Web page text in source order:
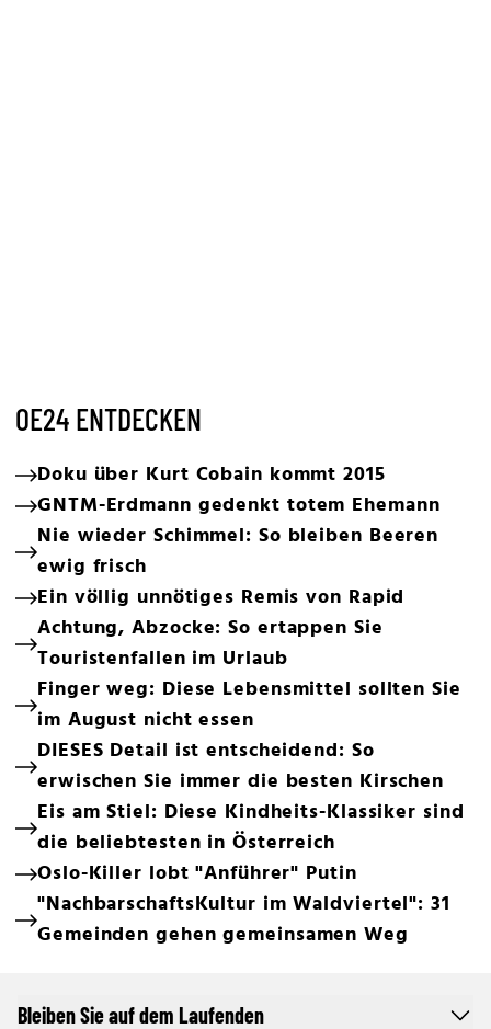
OE24 ENTDECKEN
Doku über Kurt Cobain kommt 2015
GNTM-Erdmann gedenkt totem Ehemann
Nie wieder Schimmel: So bleiben Beeren
ewig frisch
Ein völlig unnötiges Remis von Rapid
Achtung, Abzocke: So ertappen Sie
Touristenfallen im Urlaub
Finger weg: Diese Lebensmittel sollten Sie
im August nicht essen
DIESES Detail ist entscheidend: So
erwischen Sie immer die besten Kirschen
Eis am Stiel: Diese Kindheits-Klassiker sind
die beliebtesten in Österreich
Oslo-Killer lobt "Anführer" Putin
"NachbarschaftsKultur im Waldviertel": 31
Gemeinden gehen gemeinsamen Weg
Bleiben Sie auf dem Laufenden